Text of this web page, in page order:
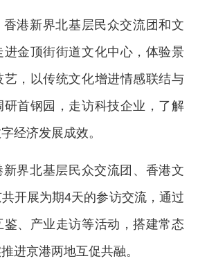
港新界北基层民众交流团和文
金顶街街道文化中心，体验景
，以传统文化增进情感联结与
首钢园，走访科技企业，了解
经济发展成效。
界北基层民众交流团、香港文
开展为期4天的参访交流，通过
、产业走访等活动，搭建常态
进京港两地互促共融。